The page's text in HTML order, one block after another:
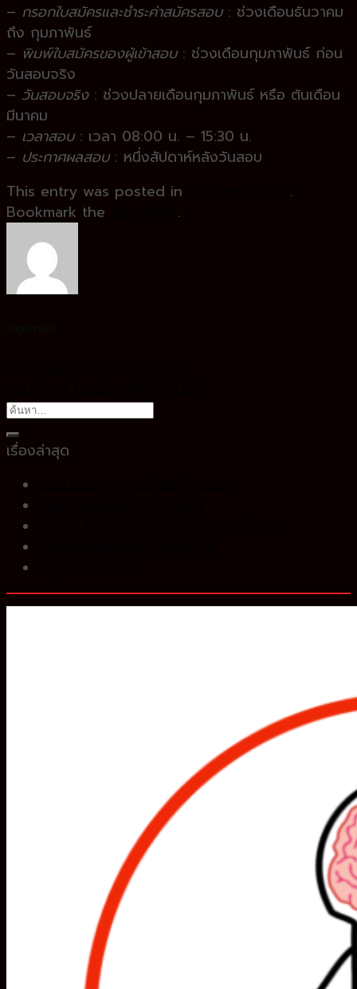
– กรอกใบสมัครและชำระค่าสมัครสอบ: ช่วงเดือนธันวาคม
ถึง กุมภาพันธ์
– พิมพ์ใบสมัครของผู้เข้าสอบ: ช่วงเดือนกุมภาพันธ์ ก่อน
วันสอบจริง
– วันสอบจริง: ช่วงปลายเดือนกุมภาพันธ์ หรือ ต้นเดือน
มีนาคม
– เวลาสอบ: เวลา 08:00 น. – 15:30 น.
– ประกาศผลสอบ: หนึ่งสัปดาห์หลังวันสอบ
This entry was posted in
.
Bookmark the
.
เรื่องล่าสุด